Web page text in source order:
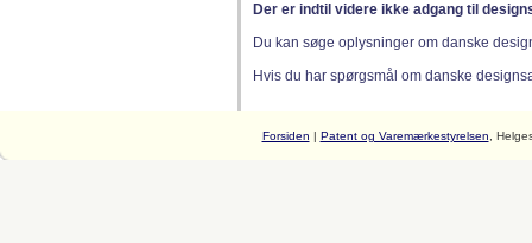
Der er indtil videre ikke adgang til
Du kan søge oplysninger om danske
Hvis du har spørgsmål om danske
Forsiden | Patent og Varemærkestyrelsen ,